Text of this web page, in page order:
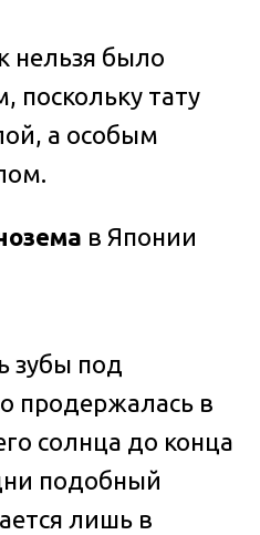
нельзя было
поскольку тату
а особым
в Японии
зубы под
продержалась в
солнца до конца
подобный
лишь в